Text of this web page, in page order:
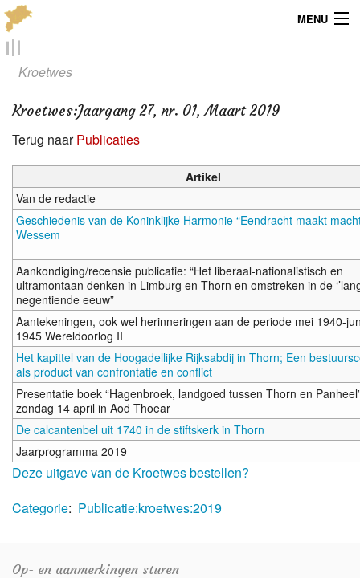
MENU
Menu
Locaties
Kaarten
Overig
Verenigingsinfo
Kroetwes
Kroetwes:Jaargang 27, nr. 01, Maart 2019
Terug naarPublicaties
Artikel
Van de redactie
Geschiedenis van de Koninklijke Harmonie “Eendracht maakt
Wessem
Aankondiging/recensie publicatie: “Het liberaal-nationalistisch en
ultramontaan denken in Limburg en Thorn en omstreken in de
negentiende eeuw”
Aantekeningen, ook wel herinneringen aan de periode mei 1940-
1945 Wereldoorlog II
Het kapittel van de Hoogadellijke Rijksabdij in Thorn; Een
als product van confrontatie en conflict
Presentatie boek “Hagenbroek, landgoed tussen Thorn en
zondag 14 april in Aod Thoear
De calcantenbel uit 1740 in de stiftskerk in Thorn
Jaarprogramma 2019
Deze uitgave van de Kroetwes bestellen?
Categorie: Publicatie:kroetwes:2019
Op- en aanmerkingen sturen